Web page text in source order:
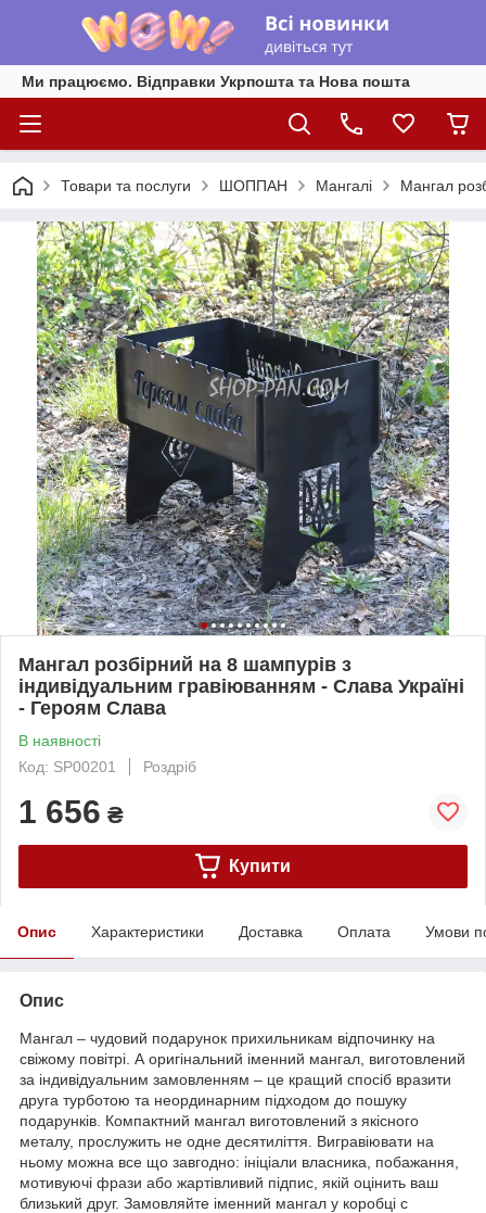
Ми працюємо. Відправки Укрпошта та Нова пошта
Товари та послуги ШОППАН Мангалі Мангал
Мангал розбірний на 8 шампурів з
індивідуальним гравіюванням - Слава Україні
- Героям Слава
В наявності
Код: SP00201
Роздріб
1 656 ₴
Купити
Опис Характеристики Доставка Оплата Умови
Опис
Мангал – чудовий подарунок прихильникам відпочинку на
свіжому повітрі. А оригінальний іменний мангал, виготовлений
за індивідуальним замовленням – це кращий спосіб вразити
друга турботою та неординарним підходом до пошуку
подарунків. Компактний мангал виготовлений з якісного
металу, прослужить не одне десятиліття. Вигравіювати на
ньому можна все що завгодно: ініціали власника, побажання,
мотивуючі фрази або жартівливий підпис, якій оцінить ваш
близький друг. Замовляйте іменний мангал у коробці с